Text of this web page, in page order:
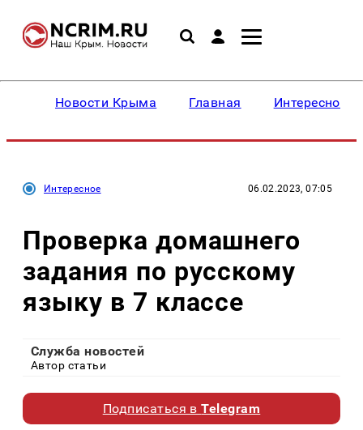
Новости Крыма Главная Интересное
Интересное 06.02.2023, 07:05
Проверка домашнего
задания по русскому
языку в 7 классе
Служба новостей
Автор статьи
Подписаться вTelegram